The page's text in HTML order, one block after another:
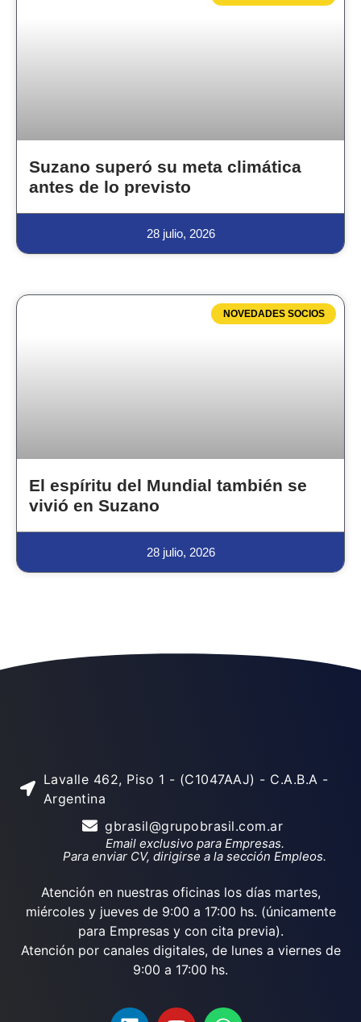
Suzano superó su meta climática
antes de lo previsto
28 julio, 2026
NOVEDADES SOCIOS
El espíritu del Mundial también se
vivió en Suzano
28 julio, 2026
Lavalle 462, Piso 1 - (C1047AAJ) - C.A.B.A -
Argentina
gbrasil@grupobrasil.com.ar
Email exclusivo para Empresas.
Para enviar CV, dirigirse a la sección Empleos.
Atención en nuestras oficinas los días martes,
miércoles y jueves de 9:00 a 17:00 hs. (únicamente
para Empresas y con cita previa).
Atención por canales digitales, de lunes a viernes de
9:00 a 17:00 hs.